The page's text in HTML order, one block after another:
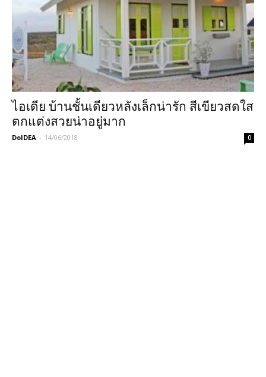
ไอเดีย บ้านชั้นเดียวหลังเล็กน่ารัก สีเขียวสดใส
ตกแต่งสวยน่าอยู่มาก
DoIDEA - 14/06/2018 0